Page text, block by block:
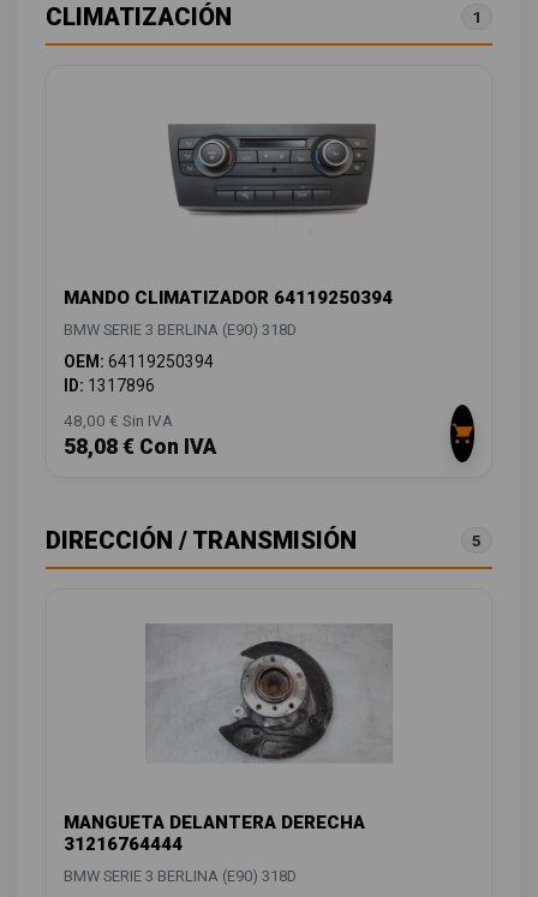
CLIMATIZACIÓN 1
MANDO CLIMATIZADOR 64119250394
BMW SERIE 3 BERLINA (E90) 318D
OEM: 64119250394
ID: 1317896
48,00 € Sin IVA
58,08 € Con IVA
DIRECCIÓN / TRANSMISIÓN 5
MANGUETA DELANTERA DERECHA
31216764444
BMW SERIE 3 BERLINA (E90) 318D